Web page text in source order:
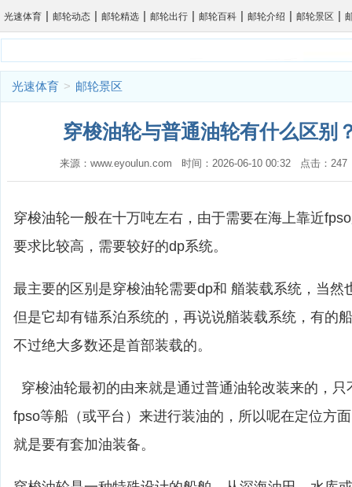
光速体育 | 邮轮动态 | 邮轮精选 | 邮轮出行 | 邮轮百科 | 邮轮介绍 | 邮轮景区 |
光速体育 > 邮轮景区
穿梭油轮与普通油轮有什么区别
来源：www.eyoulun.com 时间：2026-06-10 00:32 点击：
穿梭油轮一般在十万吨左右，由于需要在海上靠近
要求比较高，需要较好的dp系统。
最主要的区别是穿梭油轮需要dp和 艏装载系统，当然
但是它却有锚系泊系统的，再说说艏装载系统，有的
不过绝大多数还是首部装载的。
穿梭油轮最初的由来就是通过普通油轮改装来的，
fpso等船（或平台）来进行装油的，所以呢在定位方
就是要有套加油装备。